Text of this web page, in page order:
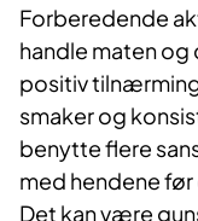
Forberedende
handle maten
positiv
smaker og
benytte flere
med hendene før
Det kan være